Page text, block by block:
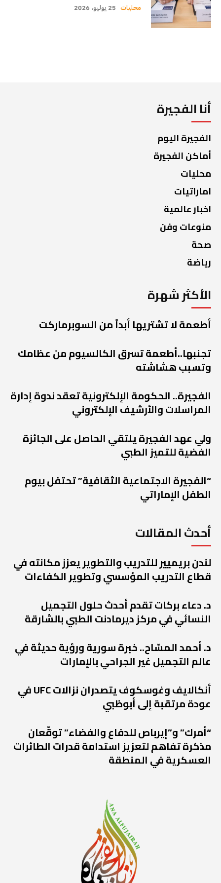
محليات 25 يوليو، 2026
أنا الفجيرة
الفجيرة اليوم
أماكن الفجيرة
محليات
اماراتيات
اخبار عالمية
منوعات وفن
صحة
رياضة
الأكثر شهرة
أطعمة لا تشتريها أبداً من السوبرماركت
تجنبها..أطعمة تسرق الكالسيوم من عظامك
وتسبب هشاشته
الفجيرة.. الحكومة الإلكترونية تعقد ندوة إدارة
المراسلات والأرشيف الإلكتروني
ولي عهد الفجيرة يلتقي الحاصل على الجائزة
الفضية للتميز الطبي
“الفجيرة الاجتماعية الثقافية” تحتفل بيوم
الطفل الإماراتي
أحدث المقالات
لندن بريميير للتدريب والتطوير يعزز مكانته في
قطاع التدريب المؤسسي وتطوير الكفاءات
د. دعاء بركات تقدم أحدث حلول التجميل
النسائي في مركز ديرمادنت الطبي بالشارقة
د. أحمد المسّاح.. خبرة سورية ورؤية حديثة في
عالم التجميل غير الجراحي بالإمارات
أنكالايف وغوسكوف يتصدران نزالات UFC في
عودة مرتقبة إلى أبوظبي
“أمرك” و”إيرباص للدفاع والفضاء” توقّعان
مذكرة تفاهم لتعزيز استدامة قدرات الطائرات
العسكرية في المنطقة